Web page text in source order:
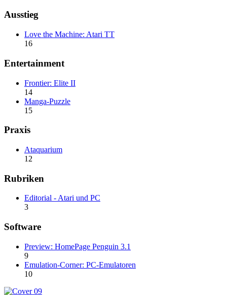
Ausstieg
Love the Machine: Atari TT
16
Entertainment
Frontier: Elite II
14
Manga-Puzzle
15
Praxis
Ataquarium
12
Rubriken
Editorial - Atari und PC
3
Software
Preview: HomePage Penguin 3.1
9
Emulation-Corner: PC-Emulatoren
10